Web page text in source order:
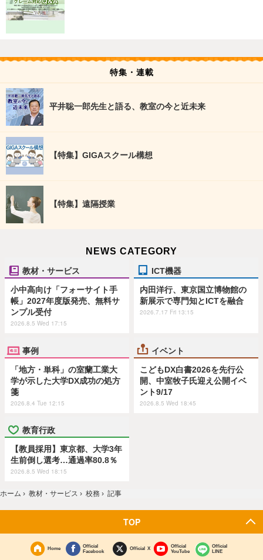
特集・連載
平井聡一郎先生と語る、教室の今と近未来
【特集】GIGAスクール構想
【特集】遠隔授業
NEWS CATEGORY
教材・サービス
小中高向け「フォーサイト手
帳」2027年度版発売、無料サ
ンプル受付
2026.8.5 Wed 17:15
ICT機器
内田洋行、東京国立博物館の
新展示で専門知とICTを融合
2026.7.17 Fri 13:15
事例
「地方・単科」の室蘭工業大
学が示した大学DX成功の処方
箋
2026.8.4 Tue 12:15
イベント
こどもDX白書2026を先行公
開、中室牧子氏迎え公開イベ
ント9/17
2026.8.5 Wed 18:45
教育行政
【教員採用】東京都、大学3年
生前倒し選考…通過率80.8％
2026.8.5 Wed 18:15
ホーム › 教材・サービス › 校務 › 記事
TOP
Home
Official
Facebook
Official X
Official
YouTube
Official
LINE